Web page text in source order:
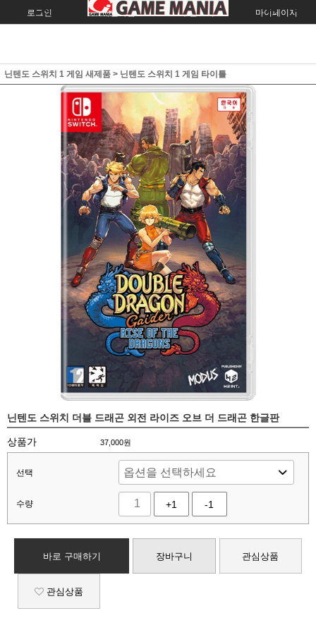
로그인 회원가입 주문조회 마이페이지
닌텐도 스위치 1 게임 새제품 > 닌텐도 스위치 1 게임 타이틀
닌텐도 스위치 더블 드래곤 외전 라이즈 오브 더 드래곤 한글판
상품가 37,000원
선택
수량 +1 -1
바로 구매하기 장바구니 관심상품
관심상품